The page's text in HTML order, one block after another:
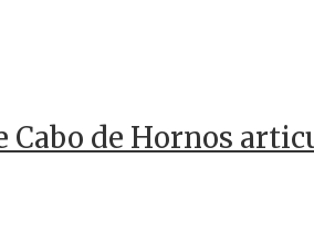
de Hornos